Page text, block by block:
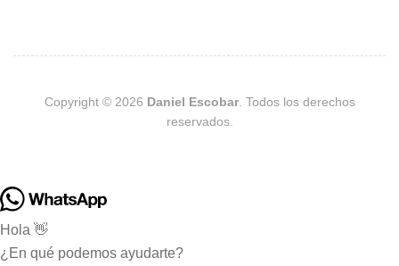
Copyright © 2026 Daniel Escobar. Todos los derechos
reservados.
Hola 👋
¿En qué podemos ayudarte?